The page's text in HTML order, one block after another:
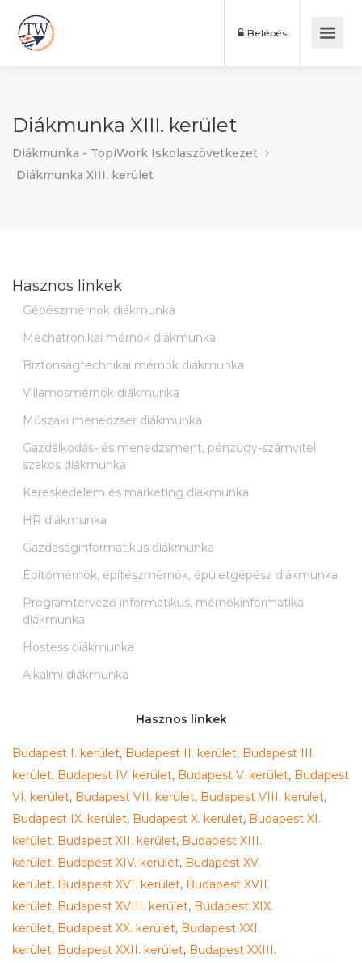
Belépés
Diákmunka XIII. kerület
Diákmunka - TopiWork Iskolaszövetkezet
Diákmunka XIII. kerület
Hasznos linkek
Gépészmérnök diákmunka
Mechatronikai mérnök diákmunka
Biztonságtechnikai mérnök diákmunka
Villamosmérnök diákmunka
Műszaki menedzser diákmunka
Gazdálkodás- és menedzsment, pénzügy-számvitel
szakos diákmunka
Kereskedelem és marketing diákmunka
HR diákmunka
Gazdaságinformatikus diákmunka
Építőmérnök, építészmérnök, épületgépész diákmunka
Programtervező informatikus, mérnökinformatika
diákmunka
Hostess diákmunka
Alkalmi diákmunka
Hasznos linkek
Budapest I. kerület, Budapest II. kerület, Budapest III.
kerület, Budapest IV. kerület, Budapest V. kerület, Budapest
VI. kerület, Budapest VII. kerület, Budapest VIII. kerület,
Budapest IX. kerület, Budapest X. kerület, Budapest XI.
kerület, Budapest XII. kerület, Budapest XIII.
kerület, Budapest XIV. kerület, Budapest XV.
kerület, Budapest XVI. kerület, Budapest XVII.
kerület, Budapest XVIII. kerület, Budapest XIX.
kerület, Budapest XX. kerület, Budapest XXI.
kerület, Budapest XXII. kerület, Budapest XXIII.